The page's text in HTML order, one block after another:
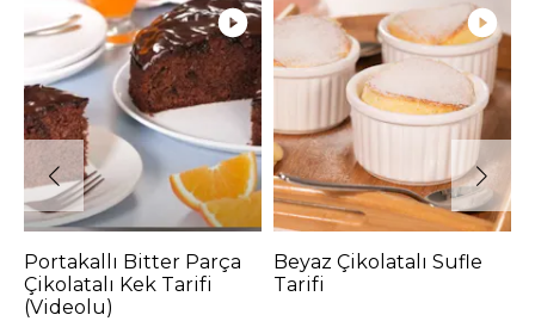
Portakallı Bitter Parça
Çikolatalı Kek Tarifi
(Videolu)
Beyaz Çikolatalı Sufle
Tarifi